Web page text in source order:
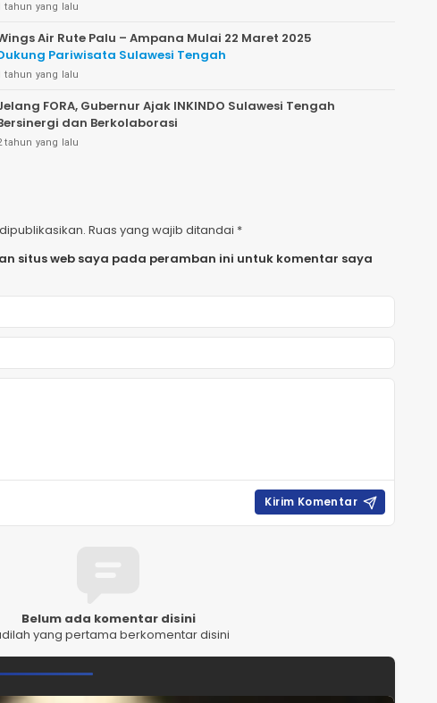
tahun yang lalu
Air Rute Palu – Ampana Mulai 22 Maret 2025
Pariwisata Sulawesi Tengah
tahun yang lalu
FORA, Gubernur Ajak INKINDO Sulawesi Tengah
dan Berkolaborasi
tahun yang lalu
Ruas yang wajib ditandai *
situs web saya pada peramban ini untuk komentar saya
Belum ada komentar disini
yang pertama berkomentar disini